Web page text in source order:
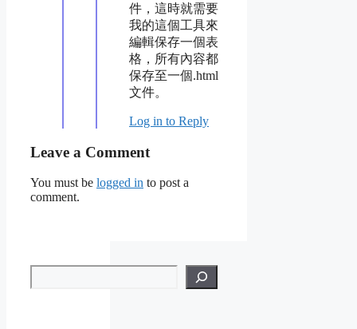
件，這時就需要
我的這個工具來
編輯保存一個表
格，所有內容都
保存至一個.html
文件。
Log in to Reply
Leave a Comment
You must be logged in to post a
comment.